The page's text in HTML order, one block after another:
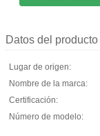
Datos del producto
Lugar de origen:
Nombre de la marca:
Certificación:
Número de modelo: